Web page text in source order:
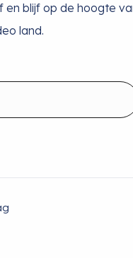
en blijf op de hoogte
land.